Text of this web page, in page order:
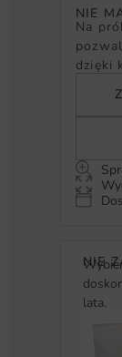
NIE
Na
dzięki
NIE
lata.